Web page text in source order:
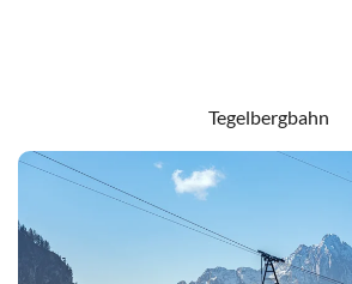
Tegelbergbahn